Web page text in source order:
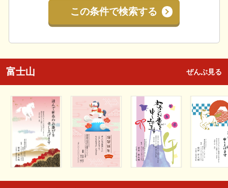
この条件で検索する
富士山 ぜんぶ見る